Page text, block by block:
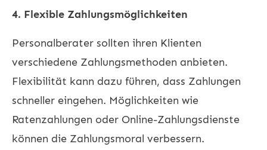
4. Flexible Zahlungsmöglichkeiten
Personalberater sollten ihren Klienten
verschiedene Zahlungsmethoden anbieten.
Flexibilität kann dazu führen, dass Zahlungen
schneller eingehen. Möglichkeiten wie
Ratenzahlungen oder Online-Zahlungsdienste
können die Zahlungsmoral verbessern.